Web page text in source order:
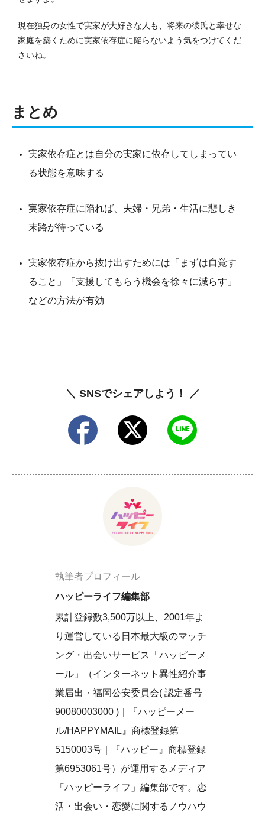
現在独身の女性で実家が大好きな人も、将来の彼氏と幸せな
家庭を築くために実家依存症に陥らないよう気をつけてくだ
さいね。
まとめ
実家依存症とは自分の実家に依存してしまってい
る状態を意味する
実家依存症に陥れば、夫婦・兄弟・生活に悲しき
末路が待っている
実家依存症から抜け出すためには「まずは自覚す
ること」「支援してもらう機会を徐々に減らす」
などの方法が有効
＼ SNSでシェアしよう！ ／
執筆者プロフィール
ハッピーライフ編集部
累計登録数3,500万以上、2001年よ
り運営している日本最大級のマッチ
ング・出会いサービス「ハッピーメ
ール」（インターネット異性紹介事
業届出・福岡公安委員会( 認定番号
90080003000 )｜『ハッピーメー
ル/HAPPYMAIL』商標登録第
5150003号｜『ハッピー』商標登録
第6953061号）が運用するメディア
「ハッピーライフ」編集部です。恋
活・出会い・恋愛に関するノウハウ